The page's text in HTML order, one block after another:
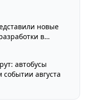
новые
в
автобусы
августа